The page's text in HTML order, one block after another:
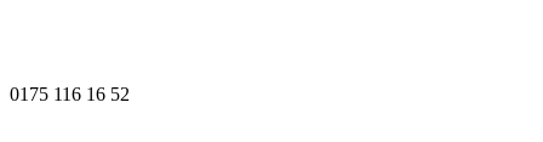
0175 116 16 52